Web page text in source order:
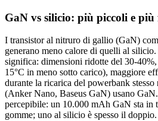
GaN vs silicio: più piccoli e più
I transistor al nitruro di gallio (GaN)
generano meno calore di quelli al
significa: dimensioni ridotte del 30-
15°C in meno sotto carico), maggiore
durante la ricarica del powerbank
(Anker Nano, Baseus GaN) usano
percepibile: un 10.000 mAh GaN sta in
gomme; uno al silicio è spesso il doppio.